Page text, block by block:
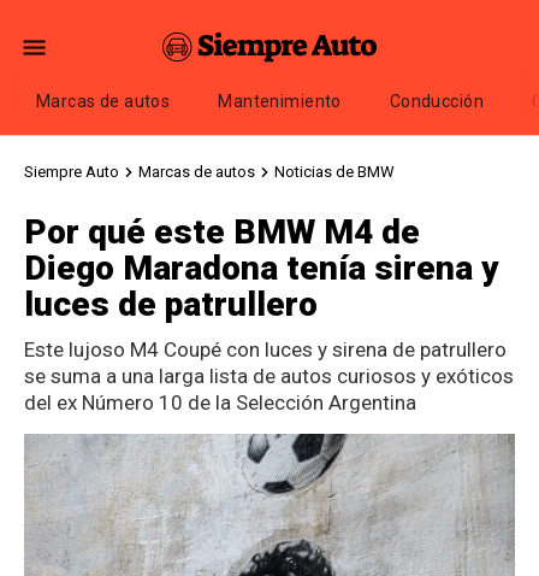
Marcas de autos Mantenimiento Conducción
Siempre Auto Marcas de autos Noticias de BMW
Por qué este BMW M4 de
Diego Maradona tenía sirena y
luces de patrullero
Este lujoso M4 Coupé con luces y sirena de patrullero
se suma a una larga lista de autos curiosos y exóticos
del ex Número 10 de la Selección Argentina